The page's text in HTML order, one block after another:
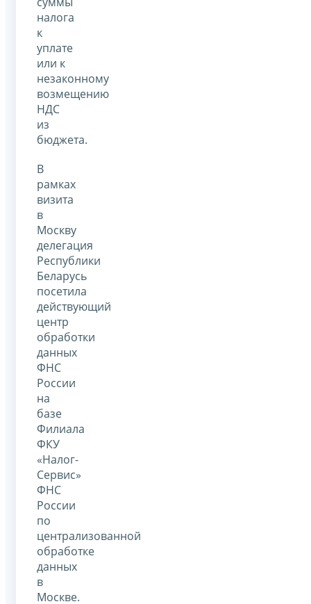
налога
к
уплате
или к
незаконному
возмещению
НДС
из
бюджета.
В
рамках
визита
в
Москву
делегация
Республики
Беларусь
посетила
действующий
центр
обработки
данных
ФНС
России
на
базе
Филиала
ФКУ
«Налог-
Сервис»
ФНС
России
по
централизованной
обработке
данных
в
Москве.